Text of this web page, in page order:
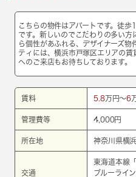
こちらの物件はアパートです。徒
です。新しいのでこだわりの多い
ら個性があふれる、デザイナーズ
ティには、横浜市戸塚区エリアの
へのご来店もお待ちしております。
賃料 5.8万円～6
管理費等 4,000円
所在地 神奈川県横
交通
東海道本線 「
ブルーライン